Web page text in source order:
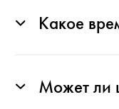
Какое
Может ли